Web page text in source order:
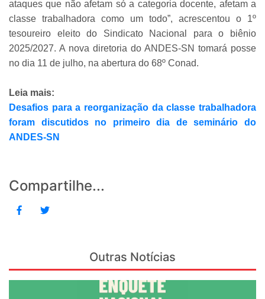
ataques que não afetam só a categoria docente, afetam a
classe trabalhadora como um todo”, acrescentou o 1º
tesoureiro eleito do Sindicato Nacional para o biênio
2025/2027. A nova diretoria do ANDES-SN tomará posse
no dia 11 de julho, na abertura do 68º Conad.
Leia mais:
Desafios para a reorganização da classe trabalhadora
foram discutidos no primeiro dia de seminário do
ANDES-SN
Compartilhe...
Outras Notícias